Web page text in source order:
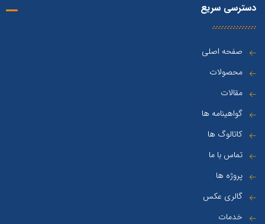
دسترسی سریع
صفحه اصلی
محصولات
مقالات
گواهینامه ها
کاتالوگ ها
تماس با ما
پروژه ها
گالری عکس
خدمات